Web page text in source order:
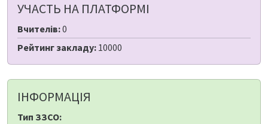
УЧАСТЬ НА ПЛАТФОРМІ
Вчителів:0
Рейтинг закладу: 10000
ІНФОРМАЦІЯ
Тип ЗЗСО: